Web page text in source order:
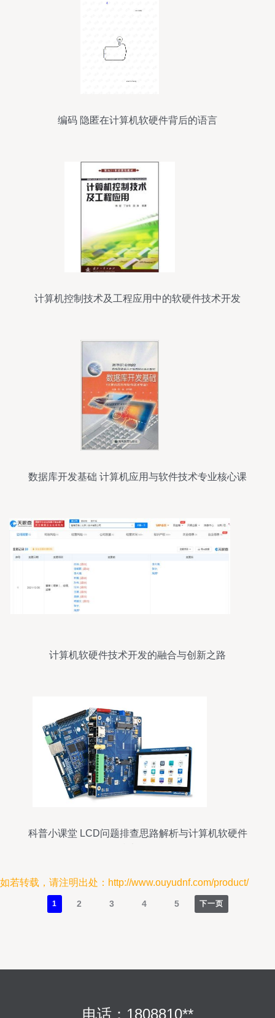
编码 隐匿在计算机软硬件背后的语言
计算机控制技术及工程应用中的软硬件技术开发
数据库开发基础 计算机应用与软件技术专业核心课
计算机软硬件技术开发的融合与创新之路
科普小课堂 LCD问题排查思路解析与计算机软硬件
如若转载，请注明出处：http://www.ouyudnf.com/product/
1 2 3 4 5 下一页
电话：1808810**